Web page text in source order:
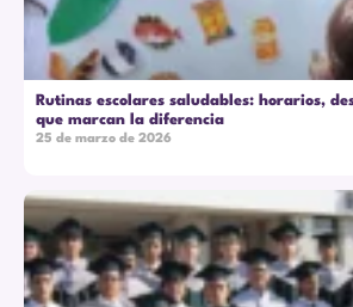
Rutinas escolares saludables: horarios,
que marcan la diferencia
25 de marzo de 2026